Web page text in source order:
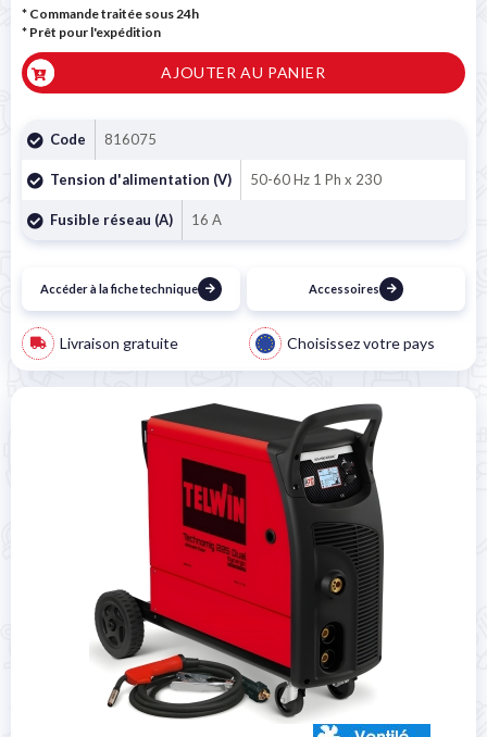
* Commande traitée sous 24h
* Prêt pour l'expédition
AJOUTER AU PANIER
Code 816075
Tension d'alimentation (V) 50-60 Hz 1 Ph x 230
Fusible réseau (A) 16 A
Accéder à la fiche technique Accessoires
Livraison gratuite Choisissez votre pays